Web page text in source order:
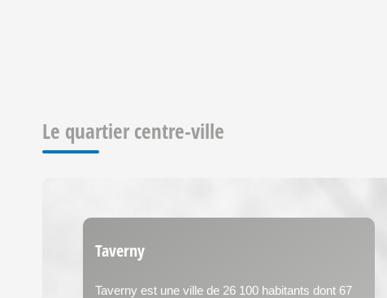
Le quartier centre-ville
Taverny
Taverny est une ville de 26 100 habitants dont 67